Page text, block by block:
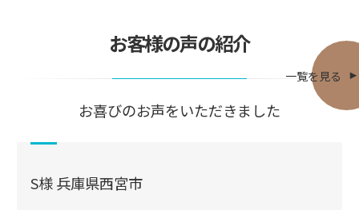
お客様の声の紹介
お喜びのお声をいただきました
一覧を見る
S様 兵庫県西宮市